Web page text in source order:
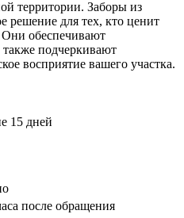
территории. Заборы из
решение для тех, кто ценит
Они обеспечивают
также подчеркивают
восприятие вашего участка.
15 дней
после обращения